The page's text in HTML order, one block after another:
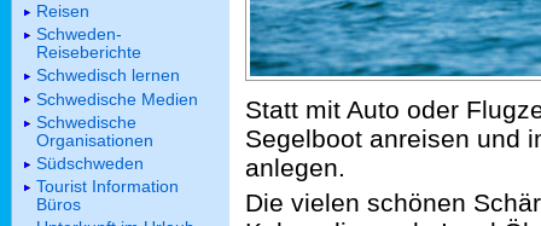
Statt mit Auto oder
Segelboot anreisen und
anlegen.
Die vielen schönen
Reisen
Schweden-
Reiseberichte
Schwedisch lernen
Schwedische Medien
Schwedische
Organisationen
Südschweden
Tourist Information
Büros